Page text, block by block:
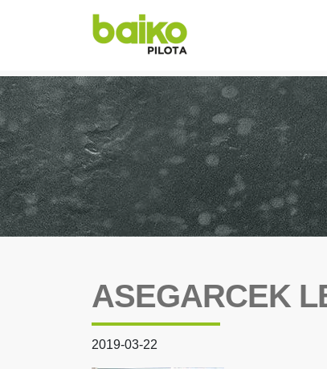
ASEGARCEK
2019-03-22